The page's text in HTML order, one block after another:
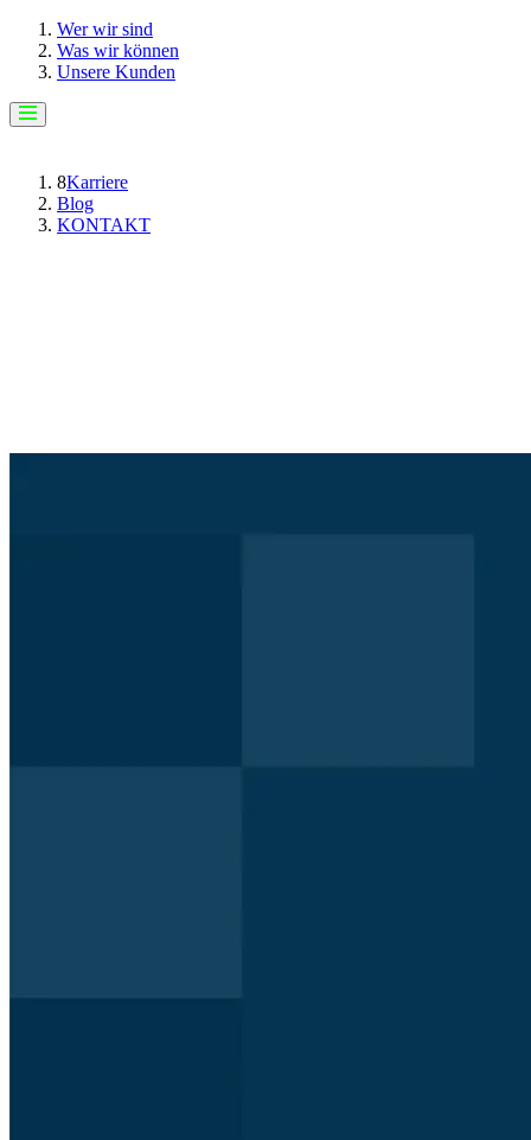
Wer wir sind
Was wir können
Unsere Kunden
8Karriere
Blog
KONTAKT